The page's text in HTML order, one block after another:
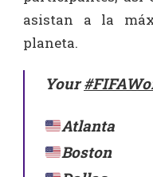
asistan a la
planeta.
Your
Atlanta
Boston